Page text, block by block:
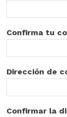
Confirma tu
Dirección de
Confirmar la